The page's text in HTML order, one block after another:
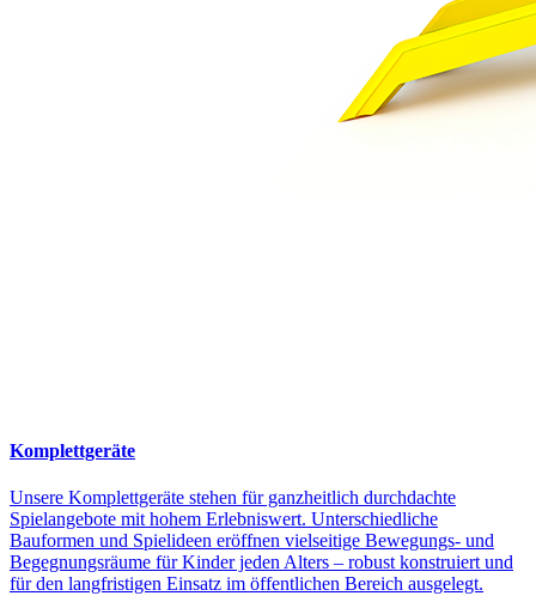
Komplettgeräte
Unsere Komplettgeräte stehen für ganzheitlich durchdachte
Spielangebote mit hohem Erlebniswert. Unterschiedliche
Bauformen und Spielideen eröffnen vielseitige Bewegungs- und
Begegnungsräume für Kinder jeden Alters – robust konstruiert und
für den langfristigen Einsatz im öffentlichen Bereich ausgelegt.